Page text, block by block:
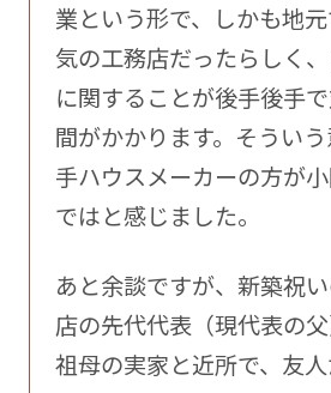
業という形で、しかも地
気の工務店だったらしく
に関することが後手後手
間がかかります。そうい
手ハウスメーカーの方が
ではと感じました。
あと余談ですが、新築祝
店の先代代表（現代表の
祖母の実家と近所で、友